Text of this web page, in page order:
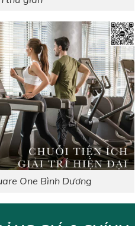
One Bình Dương